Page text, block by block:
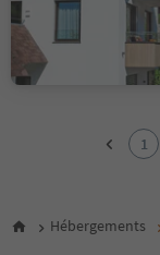
6
1
Hébergements